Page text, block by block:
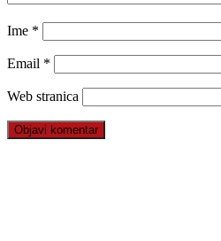
Ime *
Email *
Web stranica